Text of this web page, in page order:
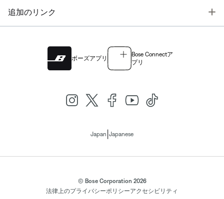
追加のリンク
ボーズアプリ
Bose Connectア
プリ
Japan Japanese
© Bose Corporation 2026
法律上のプライバシーポリシーアクセシビリティ